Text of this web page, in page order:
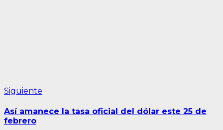
Siguiente
Así amanece la tasa oficial del dólar este 25 de
febrero